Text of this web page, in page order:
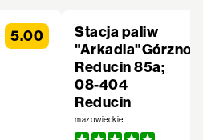
5.00
Stacja paliw
"Arkadia"Górzno
Reducin 85a;
08-404
Reducin
mazowieckie